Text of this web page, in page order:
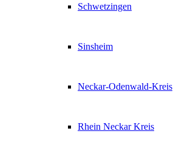
Schwetzingen
Sinsheim
Neckar-Odenwald-Kreis
Rhein Neckar Kreis